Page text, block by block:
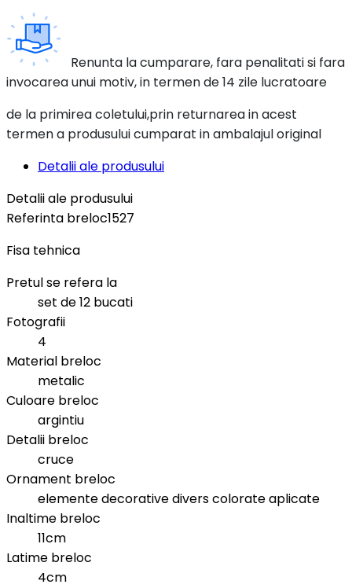
Renunta la cumparare, fara penalitati si fara
invocarea unui motiv, in termen de 14 zile lucratoare
de la primirea coletului,prin returnarea in acest
termen a produsului cumparat in ambalajul original
Detalii ale produsului
Detalii ale produsului
Referinta breloc1527
Fisa tehnica
Pretul se refera la
set de 12 bucati
Fotografii
4
Material breloc
metalic
Culoare breloc
argintiu
Detalii breloc
cruce
Ornament breloc
elemente decorative divers colorate aplicate
Inaltime breloc
11cm
Latime breloc
4cm